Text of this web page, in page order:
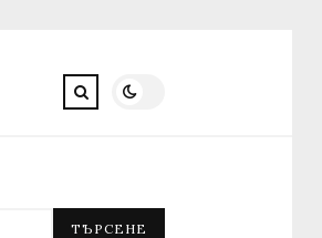
ТЪРСЕНЕ